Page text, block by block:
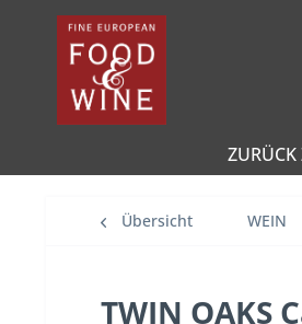
ZURÜCK
Übersicht WEIN
TWIN OAKS